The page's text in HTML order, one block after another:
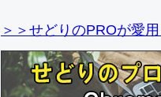
＞＞せどりのPROが愛